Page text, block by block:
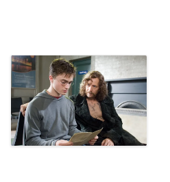
LES ACTEURS
J.K. ROWLING
PRODUITS DÉRIVÉS